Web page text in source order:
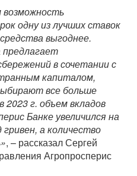
одну из лучших ставок
выгоднее.
предлагает
в сочетании с
капиталом,
все больше
2023 г. объем вкладов
Банке увеличился на
а количество
, – рассказал Сергей
Агропросперис